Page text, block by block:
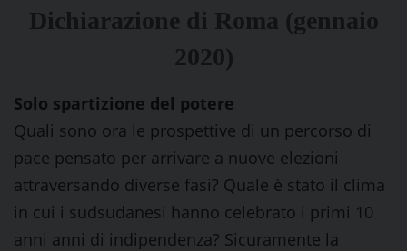
Dichiarazione di Roma (gennaio
2020)
Solo spartizione del potere
Quali sono ora le prospettive di un percorso di
pace pensato per arrivare a nuove elezioni
attraversando diverse fasi? Quale è stato il clima
in cui i sudsudanesi hanno celebrato i primi 10
anni anni di indipendenza? Sicuramente la